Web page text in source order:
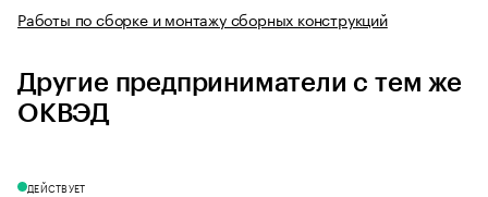
Работы по сборке и монтажу сборных конструкций
Другие предприниматели с тем же
ОКВЭД
ДЕЙСТВУЕТ